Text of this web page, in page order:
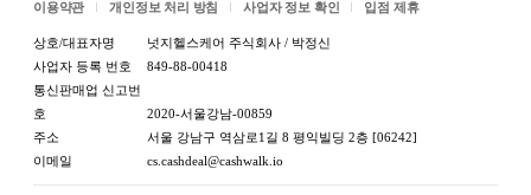
이용약관 개인정보 처리 방침 사업자 정보 확인 입점 제휴
상호/대표자명
넛지헬스케어 주식회사 / 박정신
사업자 등록 번호
849-88-00418
통신판매업 신고번
호
2020-서울강남-00859
주소
서울 강남구 역삼로1길 8 평익빌딩 2층 [06242]
이메일
cs.cashdeal@cashwalk.io